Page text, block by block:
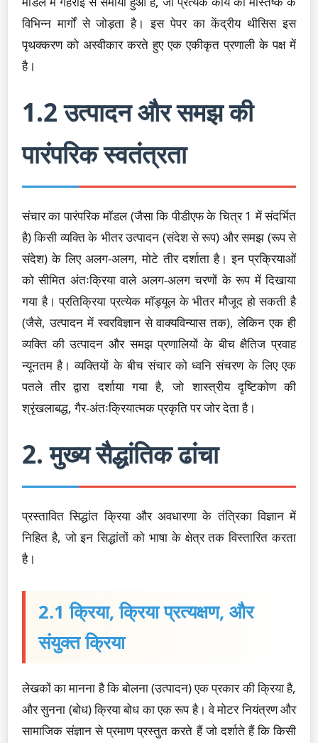
विभिन्न मार्गों से जोड़ता है। इस पेपर का केंद्रीय थीसिस इस
पृथक्करण को अस्वीकार करते हुए एक एकीकृत प्रणाली के पक्ष में
है।
1.2 उत्पादन और समझ की
पारंपरिक स्वतंत्रता
संचार का पारंपरिक मॉडल (जैसा कि पीडीएफ के चित्र 1 में संदर्भित
है) किसी व्यक्ति के भीतर उत्पादन (संदेश से रूप) और समझ (रूप से
संदेश) के लिए अलग-अलग, मोटे तीर दर्शाता है। इन प्रक्रियाओं
को सीमित अंतःक्रिया वाले अलग-अलग चरणों के रूप में दिखाया
गया है। प्रतिक्रिया प्रत्येक मॉड्यूल के भीतर मौजूद हो सकती है
(जैसे, उत्पादन में स्वरविज्ञान से वाक्यविन्यास तक), लेकिन एक ही
व्यक्ति की उत्पादन और समझ प्रणालियों के बीच क्षैतिज प्रवाह
न्यूनतम है। व्यक्तियों के बीच संचार को ध्वनि संचरण के लिए एक
पतले तीर द्वारा दर्शाया गया है, जो शास्त्रीय दृष्टिकोण की
श्रृंखलाबद्ध, गैर-अंतःक्रियात्मक प्रकृति पर जोर देता है।
2. मुख्य सैद्धांतिक ढांचा
प्रस्तावित सिद्धांत क्रिया और अवधारणा के तंत्रिका विज्ञान में
निहित है, जो इन सिद्धांतों को भाषा के क्षेत्र तक विस्तारित करता
है।
2.1 क्रिया, क्रिया प्रत्यक्षण, और
संयुक्त क्रिया
लेखकों का मानना है कि बोलना (उत्पादन) एक प्रकार की क्रिया है,
और सुनना (बोध) क्रिया बोध का एक रूप है। वे मोटर नियंत्रण और
सामाजिक संज्ञान से प्रमाण प्रस्तुत करते हैं जो दर्शाते हैं कि किसी